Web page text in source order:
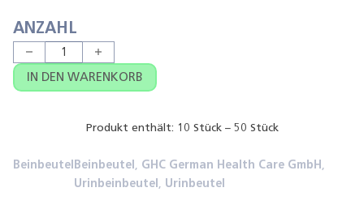
ANZAHL
GHC Care Flow UB 750F / 750UF Beinbeutel Menge
IN DEN WARENKORB
Produkt enthält: 10 Stück– 50 Stück
Beinbeutel Beinbeutel , GHC German Health Care GmbH ,
Urinbeinbeutel , Urinbeutel